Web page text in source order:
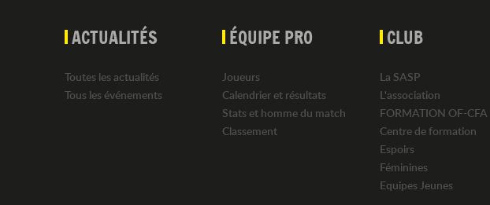
ACTUALITÉS
Toutes les actualités
Tous les événements
ÉQUIPE PRO
Joueurs
Calendrier et résultats
Stats et homme du match
Classement
CLUB
La SASP
L'association
FORMATION OF-CFA
Centre de formation
Espoirs
Féminines
Equipes Jeunes